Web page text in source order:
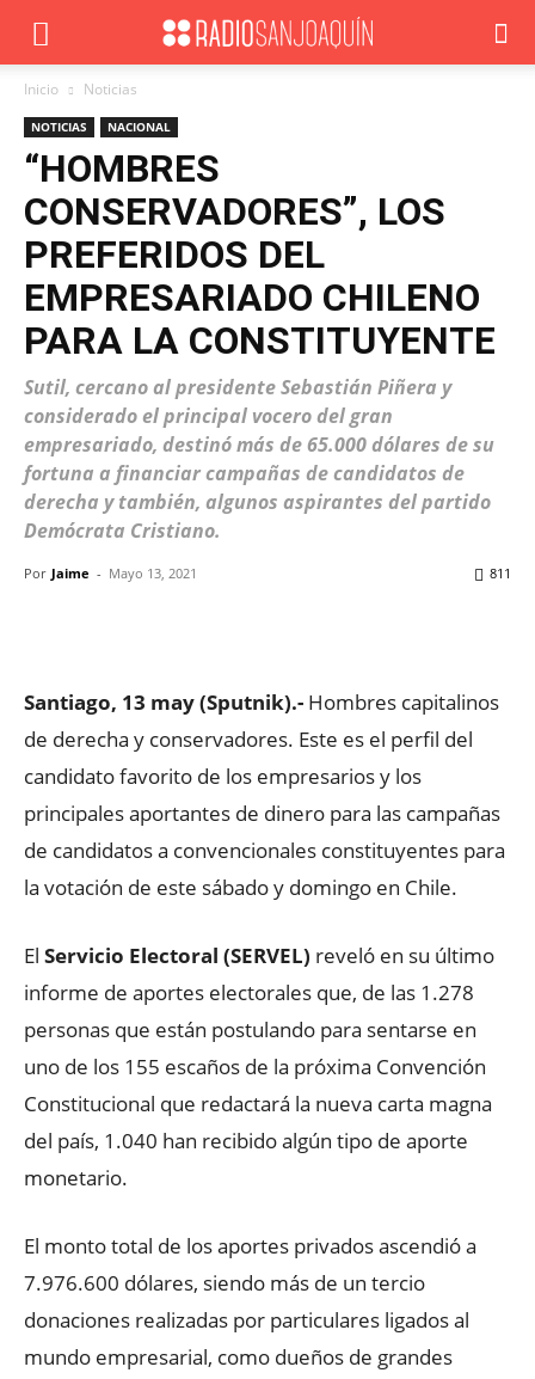
Inicio Noticias
NOTICIAS NACIONAL
“HOMBRES
CONSERVADORES”, LOS
PREFERIDOS DEL
EMPRESARIADO CHILENO
PARA LA CONSTITUYENTE
Sutil, cercano al presidente Sebastián Piñera y
considerado el principal vocero del gran
empresariado, destinó más de 65.000 dólares de su
fortuna a financiar campañas de candidatos de
derecha y también, algunos aspirantes del partido
Demócrata Cristiano.
Por Jaime - Mayo 13, 2021 811
Santiago, 13 may (Sputnik).- Hombres capitalinos
de derecha y conservadores. Este es el perfil del
candidato favorito de los empresarios y los
principales aportantes de dinero para las campañas
de candidatos a convencionales constituyentes para
la votación de este sábado y domingo en Chile.
El Servicio Electoral (SERVEL) reveló en su último
informe de aportes electorales que, de las 1.278
personas que están postulando para sentarse en
uno de los 155 escaños de la próxima Convención
Constitucional que redactará la nueva carta magna
del país, 1.040 han recibido algún tipo de aporte
monetario.
El monto total de los aportes privados ascendió a
7.976.600 dólares, siendo más de un tercio
donaciones realizadas por particulares ligados al
mundo empresarial, como dueños de grandes